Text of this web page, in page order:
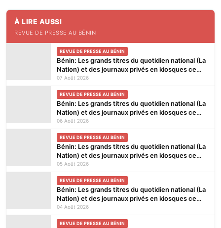
À LIRE AUSSI
REVUE DE PRESSE AU BÉNIN
REVUE DE PRESSE AU BÉNIN
Bénin: Les grands titres du quotidien national (La
Nation) et des journaux privés en kiosques ce
vendredi 7 Août 2026
07 Août 2026
REVUE DE PRESSE AU BÉNIN
Bénin: Les grands titres du quotidien national (La
Nation) et des journaux privés en kiosques ce
jeudi 6 Août 2026
06 Août 2026
REVUE DE PRESSE AU BÉNIN
Bénin: Les grands titres du quotidien national (La
Nation) et des journaux privés en kiosques ce
mercredi 5 Août 2026
05 Août 2026
REVUE DE PRESSE AU BÉNIN
Bénin: Les grands titres du quotidien national (La
Nation) et des journaux privés en kiosques ce
mardi 4 Août 2026
04 Août 2026
REVUE DE PRESSE AU BÉNIN